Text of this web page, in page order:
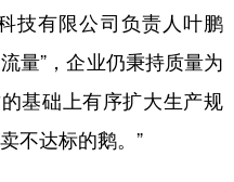
技有限公司负责人叶鹏
量”，企业仍秉持质量为
基础上有序扩大生产规
不达标的鹅。”